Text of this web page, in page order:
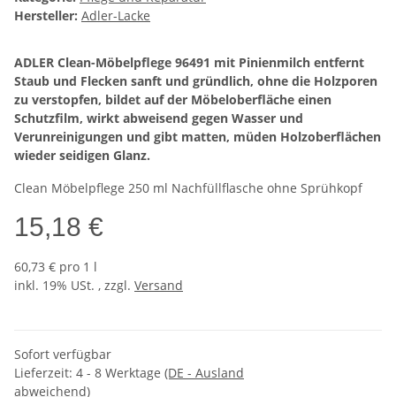
Hersteller: Adler-Lacke
ADLER Clean-Möbelpflege 96491 mit Pinienmilch entfernt
Staub und Flecken sanft und gründlich, ohne die Holzporen
zu verstopfen, bildet auf der Möbeloberfläche einen
Schutzfilm, wirkt abweisend gegen Wasser und
Verunreinigungen und gibt matten, müden Holzoberflächen
wieder seidigen Glanz.
Clean Möbelpflege 250 ml Nachfüllflasche ohne Sprühkopf
15,18 €
60,73 € pro 1 l
inkl. 19% USt. , zzgl. Versand
Sofort verfügbar
Lieferzeit: 4 - 8 Werktage (DE - Ausland
abweichend)